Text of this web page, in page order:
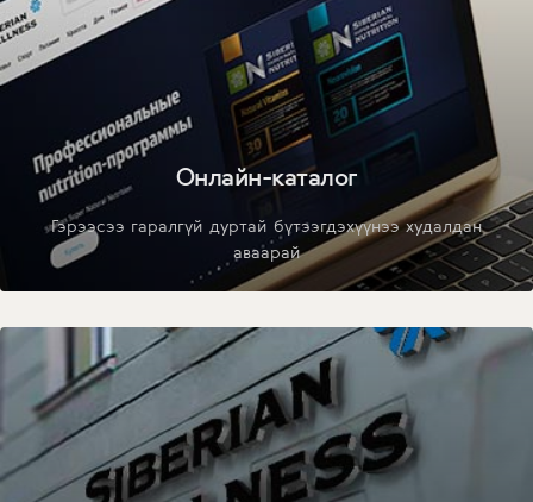
Онлайн-каталог
Гэрээсээ гаралгүй дуртай бүтээгдэхүүнээ худалдан
аваарай